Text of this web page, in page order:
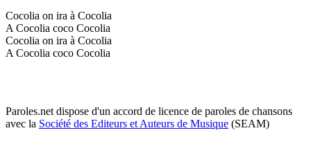
Cocolia on ira à Cocolia
A Cocolia coco Cocolia
Cocolia on ira à Cocolia
A Cocolia coco Cocolia
Paroles.net dispose d'un accord de licence de paroles de chansons
avec la Société des Editeurs et Auteurs de Musique (SEAM)